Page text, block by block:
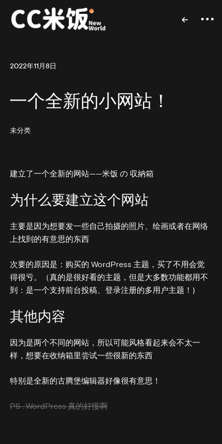
2022年11月8日
一个全新的小网站！
未分类
建立了一个全新的网站——米饭 の 収納箱
为什么要建立这个网站
主要是因为想要发一些自己拍摄的照片、绘画或者在网络
上找到的有意思的东西
次要的原因是：购买的 WordPress 主题，买了不用会觉
得很亏。（真的是很好看的主题，但是大多数功能都用不
到：是一个支持前台投稿、登录注册的多用户主题！)
其他内容
因为是两个不同的网站，所以可能风格看起来会不太一
样，想要在收纳箱里尝试一些很新的东西
特别是全新的古腾堡编辑器好像很有意思！
PS . WordPress 真的好慢啊